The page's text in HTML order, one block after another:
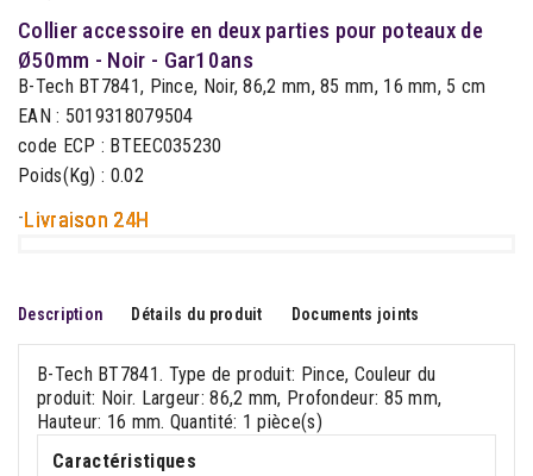
Collier accessoire en deux parties pour poteaux de
Ø50mm - Noir - Gar10ans
B-Tech BT7841, Pince, Noir, 86,2 mm, 85 mm, 16 mm, 5 cm
EAN : 5019318079504
code ECP : BTEEC035230
Poids(Kg) : 0.02
-Livraison 24H
Description Détails du produit Documents joints
B-Tech BT7841. Type de produit: Pince, Couleur du
produit: Noir. Largeur: 86,2 mm, Profondeur: 85 mm,
Hauteur: 16 mm. Quantité: 1 pièce(s)
Caractéristiques